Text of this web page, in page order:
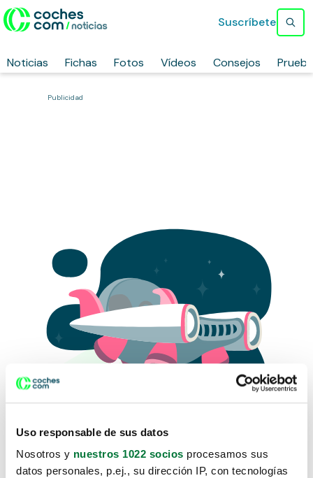
Uso responsable de sus datos
Nosotros y nuestros 1022 socios procesamos sus
datos personales, p.ej., su dirección IP, con tecnologías
Noticias Fichas Fotos Vídeos Consejos
Suscríbete
Publicidad